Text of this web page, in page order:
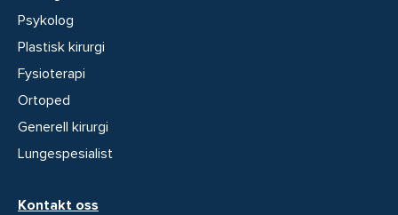
Psykolog
Plastisk kirurgi
Fysioterapi
Ortoped
Generell kirurgi
Lungespesialist
Kontakt oss